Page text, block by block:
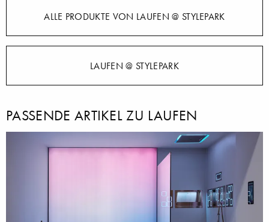
ALLE PRODUKTE VON LAUFEN @ STYLEPARK
LAUFEN @ STYLEPARK
PASSENDE ARTIKEL ZU LAUFEN